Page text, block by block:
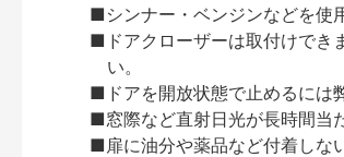
■シンナー・ベンジンなどを使
■ドアクローザーは取付けでき
い。
■ドアを開放状態で止めるには
■窓際など直射日光が長時間当
■扉に油分や薬品など付着しな